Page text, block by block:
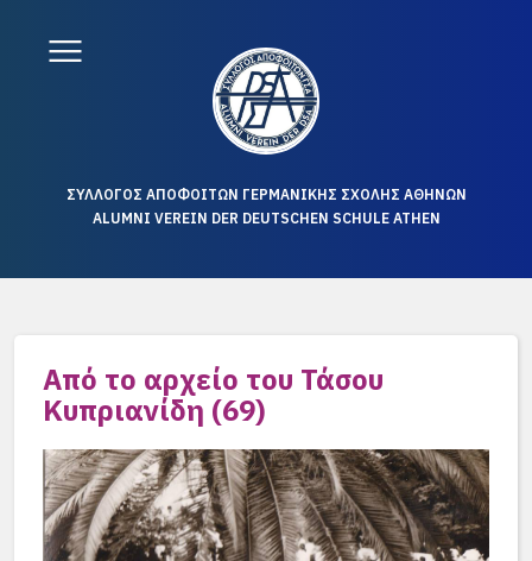
ΣΥΛΛΟΓΟΣ ΑΠΟΦΟΙΤΩΝ ΓΕΡΜΑΝΙΚΗΣ ΣΧΟΛΗΣ ΑΘΗΝΩΝ
ALUMNI VEREIN DER DEUTSCHEN SCHULE ATHEN
Από το αρχείο του Τάσου
Κυπριανίδη (69)